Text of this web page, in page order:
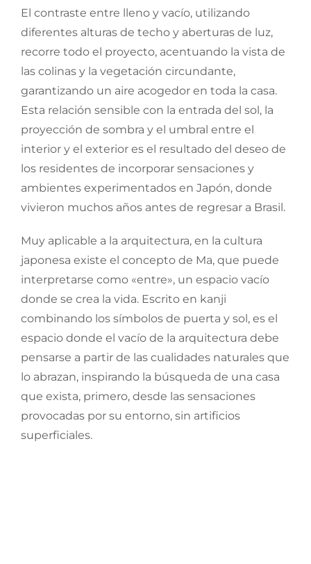
El contraste entre lleno y vacío, utilizando
diferentes alturas de techo y aberturas de luz,
recorre todo el proyecto, acentuando la vista de
las colinas y la vegetación circundante,
garantizando un aire acogedor en toda la casa.
Esta relación sensible con la entrada del sol, la
proyección de sombra y el umbral entre el
interior y el exterior es el resultado del deseo de
los residentes de incorporar sensaciones y
ambientes experimentados en Japón, donde
vivieron muchos años antes de regresar a Brasil.
Muy aplicable a la arquitectura, en la cultura
japonesa existe el concepto de Ma, que puede
interpretarse como «entre», un espacio vacío
donde se crea la vida. Escrito en kanji
combinando los símbolos de puerta y sol, es el
espacio donde el vacío de la arquitectura debe
pensarse a partir de las cualidades naturales que
lo abrazan, inspirando la búsqueda de una casa
que exista, primero, desde las sensaciones
provocadas por su entorno, sin artificios
superficiales.